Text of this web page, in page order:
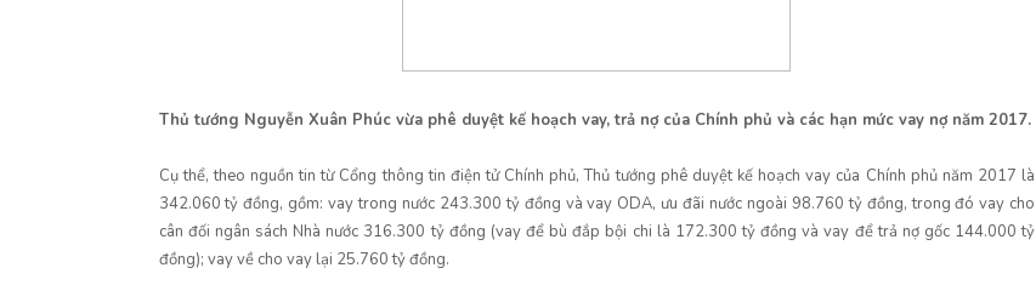
Thủ tướng Nguyễn Xuân Phúc vừa phê duyệt kế hoạch vay, trả nợ của Chính phủ và các hạn mức vay nợ năm 2017.
Cụ thể, theo nguồn tin từ Cổng thông tin điện tử Chính phủ, Thủ tướng phê duyệt kế hoạch vay của Chính phủ năm 2017 là
342.060 tỷ đồng, gồm: vay trong nước 243.300 tỷ đồng và vay ODA, ưu đãi nước ngoài 98.760 tỷ đồng, trong đó vay cho
cân đối ngân sách Nhà nước 316.300 tỷ đồng (vay để bù đắp bội chi là 172.300 tỷ đồng và vay để trả nợ gốc 144.000 tỷ
đồng); vay về cho vay lại 25.760 tỷ đồng.